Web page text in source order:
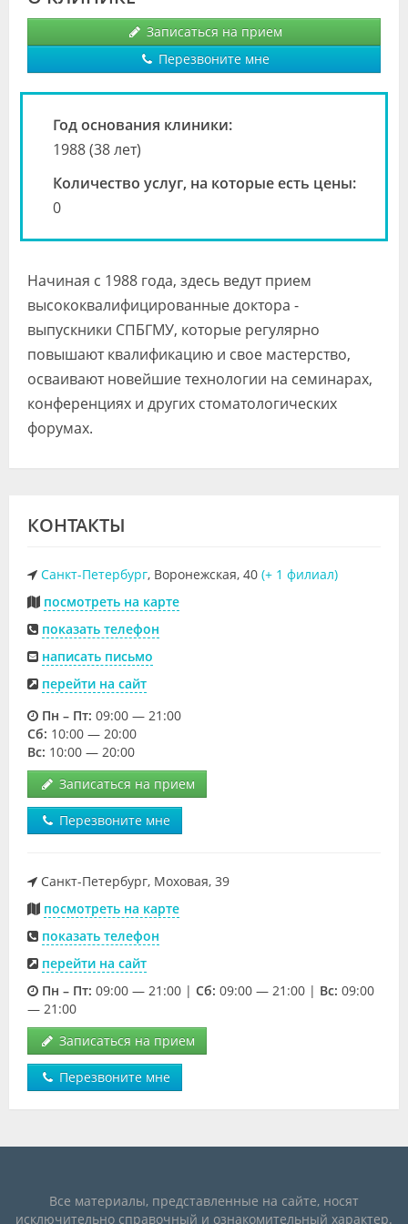
Видео
Клиники
Специалисты
Блоги
Лаборатории
Записаться на прием
Перезвоните мне
Год основания клиники:
1988 (38 лет)
Количество услуг, на которые есть цены:
0
Начиная с 1988 года, здесь ведут прием
высококвалифицированные доктора -
выпускники СПБГМУ, которые регулярно
повышают квалификацию и свое мастерство,
осваивают новейшие технологии на семинарах,
конференциях и других стоматологических
форумах.
КОНТАКТЫ
Санкт-Петербург, Воронежская, 40 (+ 1 филиал)
посмотреть на карте
показать телефон
написать письмо
перейти на сайт
Пн – Пт: 09:00 — 21:00
Cб: 10:00 — 20:00
Вс: 10:00 — 20:00
Записаться на прием
Перезвоните мне
Санкт-Петербург, Моховая, 39
посмотреть на карте
показать телефон
перейти на сайт
Пн – Пт: 09:00 — 21:00 | Cб: 09:00 — 21:00 | Вс: 09:00
— 21:00
Записаться на прием
Перезвоните мне
Все материалы, представленные на сайте, носят
исключительно справочный и ознакомительный характер.